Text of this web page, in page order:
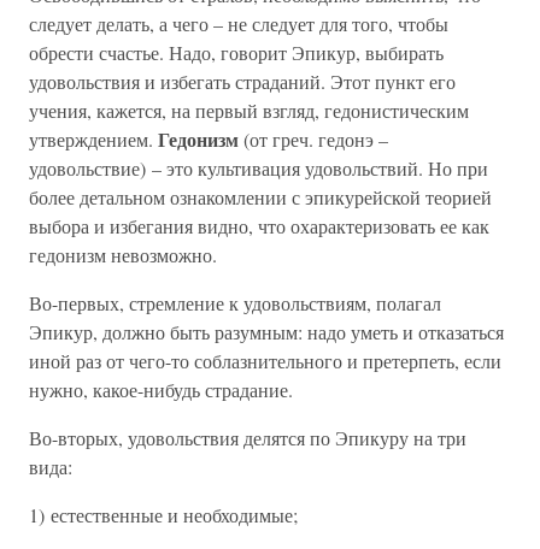
следует делать, а чего – не следует для того, чтобы
обрести счастье. Надо, говорит Эпикур, выбирать
удовольствия и избегать страданий. Этот пункт его
учения, кажется, на первый взгляд, гедонистическим
утверждением. Гедонизм(от греч. гедонэ –
удовольствие) – это культивация удовольствий. Но при
более детальном ознакомлении с эпикурейской теорией
выбора и избегания видно, что охарактеризовать ее как
гедонизм невозможно.
Во-первых, стремление к удовольствиям, полагал
Эпикур, должно быть разумным: надо уметь и отказаться
иной раз от чего-то соблазнительного и претерпеть, если
нужно, какое-нибудь страдание.
Во-вторых, удовольствия делятся по Эпикуру на три
вида:
1) естественные и необходимые;